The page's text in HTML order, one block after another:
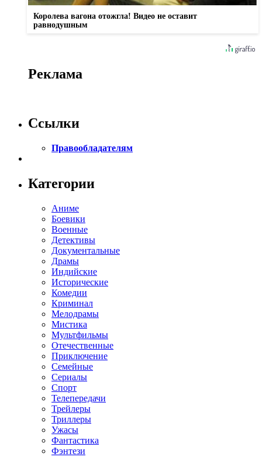
Королева вагона отожгла! Видео не оставит
равнодушным
Реклама
Ссылки
Правообладателям
Категории
Аниме
Боевики
Военные
Детективы
Документальные
Драмы
Индийские
Исторические
Комедии
Криминал
Мелодрамы
Мистика
Мультфильмы
Отечественные
Приключение
Семейные
Сериалы
Спорт
Телепередачи
Трейлеры
Триллеры
Ужасы
Фантастика
Фэнтези